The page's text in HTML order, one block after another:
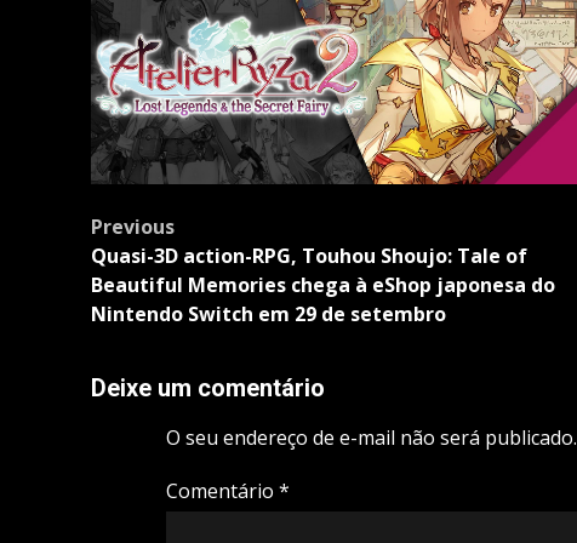
Post
navigation
Previous
Quasi-3D action-RPG, Touhou Shoujo: Tale of
Beautiful Memories chega à eShop japonesa do
Nintendo Switch em 29 de setembro
Deixe um comentário
O seu endereço de e-mail não será publicado.
Comentário *